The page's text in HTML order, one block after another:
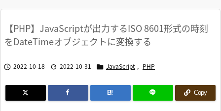
【PHP】JavaScriptが出力するISO 8601形式の時刻
をDateTimeオブジェクトに変換する
 2022-10-18  2022-10-31  JavaScript , PHP
B! Copy